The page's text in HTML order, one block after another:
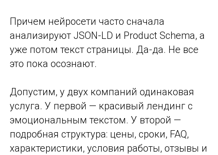
Причем нейросети часто сначала
анализируют JSON-LD и Product Schema, а
уже потом текст страницы. Да-да. Не все
это пока осознают.
Допустим, у двух компаний одинаковая
услуга. У первой — красивый лендинг с
эмоциональным текстом. У второй —
подробная структура: цены, сроки, FAQ,
характеристики, условия работы, отзывы и